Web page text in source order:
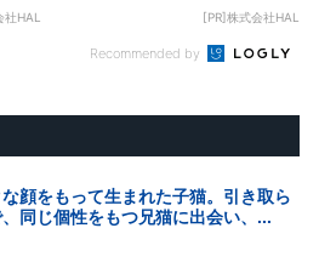
HAL [PR]株式会社HAL
Recommended by
顔をもって生まれた子猫。引き取ら
同じ個性をもつ兄猫に出会い、...